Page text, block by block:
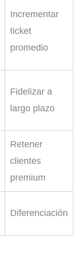
Incrementar
ticket
promedio
Fidelizar a
largo plazo
Retener
clientes
premium
Diferenciación